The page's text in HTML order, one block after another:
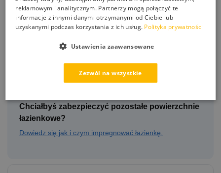
Chciałbyś zabezpieczyć pozostałe powierzchnie
łazienkowe?
Dowiedz się jak i czym impregnować łazienkę.
reklamowym i analitycznym. Partnerzy mogą połączyć te
informacje z innymi danymi otrzymanymi od Ciebie lub
uzyskanymi podczas korzystania z ich usług. Polityka prywatności
Zezwól na wszystkie
Ustawienia zaawansowane